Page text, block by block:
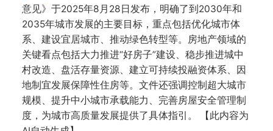
意见》于2025年8月28日发布，明确了到2030年和
2035年城市发展的主要目标，重点包括优化城市体
系、建设宜居城市、推动绿色转型等。房地产领域的
关键看点包括大力推进“好房子”建设、稳步推进城中
村改造、盘活存量资源、建立可持续投融资体系、因
地制宜发展保障性住房等。文件还强调控制超大城市
规模、提升中小城市承载能力、完善房屋安全管理制
度，为城市高质量发展提供了具体指引。 【此内容为